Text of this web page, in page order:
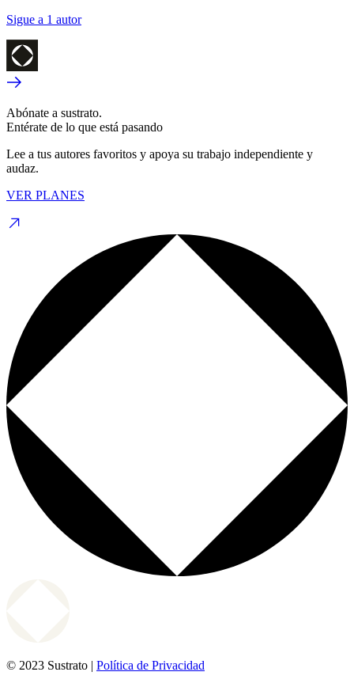
Sigue a 1 autor
Abónate a sustrato.
Entérate de lo que está pasando
Lee a tus autores favoritos y apoya su trabajo independiente y
audaz.
VER PLANES
© 2023 Sustrato | Política de Privacidad